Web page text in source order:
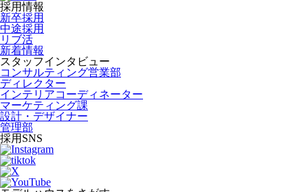
採用情報
新卒採用
中途採用
リブ活
新着情報
スタッフインタビュー
コンサルティング営業部
ディレクター
インテリアコーディネーター
マーケティング課
設計・デザイナー
管理部
採用SNS